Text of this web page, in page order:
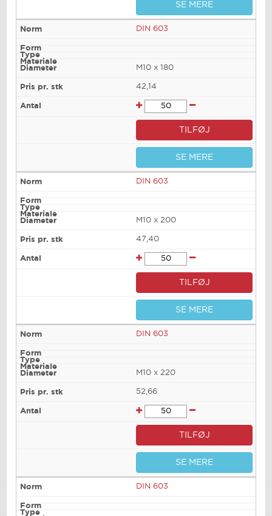
SE MERE
DIN 603
M10 x 180
42,14
TILFØJ
SE MERE
DIN 603
M10 x 200
47,40
TILFØJ
SE MERE
DIN 603
M10 x 220
52,66
TILFØJ
SE MERE
DIN 603